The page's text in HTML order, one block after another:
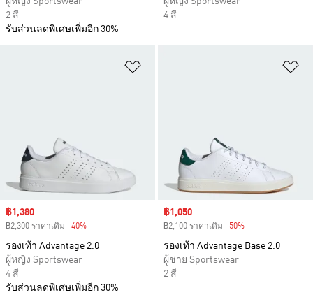
2 สี
รับส่วนลดพิเศษเพิ่มอีก 30%
4 สี
Sale price
฿1,380
฿2,300 ราคาเดิม -40%
รองเท้า Advantage 2.0
ผู้หญิง Sportswear
4 สี
รับส่วนลดพิเศษเพิ่มอีก 30%
Sale price
฿1,050
฿2,100 ราคาเดิม -50%
รองเท้า Advantage Base 2.0
ผู้ชาย Sportswear
2 สี